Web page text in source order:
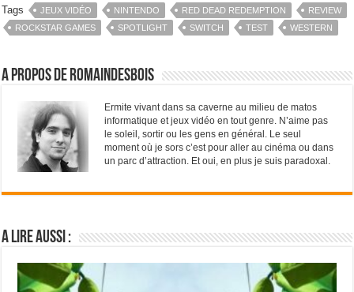
Tags JEUX VIDÉO NINTENDO RED DEAD REDEMPTION
REVIEW
ROCKSTAR GAMES
SPOTLIGHT SWITCH TEST WESTERN
A propos de RomainDesBois
Ermite vivant dans sa caverne au milieu de matos
informatique et jeux vidéo en tout genre. N’aime pas
le soleil, sortir ou les gens en général. Le seul
moment où je sors c’est pour aller au cinéma ou dans
un parc d’attraction. Et oui, en plus je suis paradoxal.
A lire aussi :